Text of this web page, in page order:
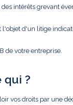
intérêts grevant
l'objet d'un litige
de votre entreprise.
qui ?
vos droits par une